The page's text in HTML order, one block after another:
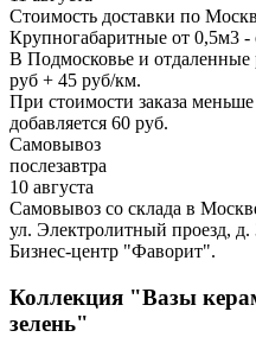
Стоимость доставки по
Крупногабаритные от 0,5м3 -
В Подмосковье и
руб + 45 руб/км.
При стоимости заказа
добавляется 60 руб.
Самовывоз
послезавтра
10 августа
Самовывоз со склада в
ул. Электролитный проезд, д.
Бизнес-центр "Фаворит".
Коллекция "Вазы
зелень"